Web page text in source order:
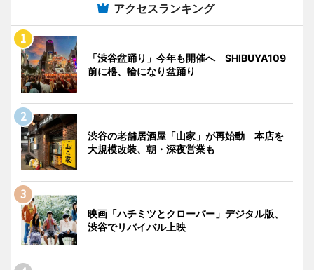
アクセスランキング
「渋谷盆踊り」今年も開催へ SHIBUYA109
前に櫓、輪になり盆踊り
渋谷の老舗居酒屋「山家」が再始動 本店を
大規模改装、朝・深夜営業も
映画「ハチミツとクローバー」デジタル版、
渋谷でリバイバル上映